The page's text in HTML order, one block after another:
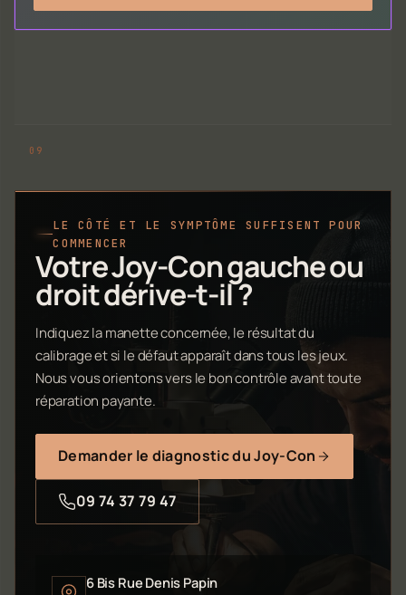
LE CÔTÉ ET LE SYMPTÔME SUFFISENT POUR
COMMENCER
Votre Joy-Con gauche ou
droit dérive-t-il ?
Indiquez la manette concernée, le résultat du
calibrage et si le défaut apparaît dans tous les jeux.
Nous vous orientons vers le bon contrôle avant toute
réparation payante.
Demander le diagnostic du Joy-Con
09 74 37 79 47
6 Bis Rue Denis Papin